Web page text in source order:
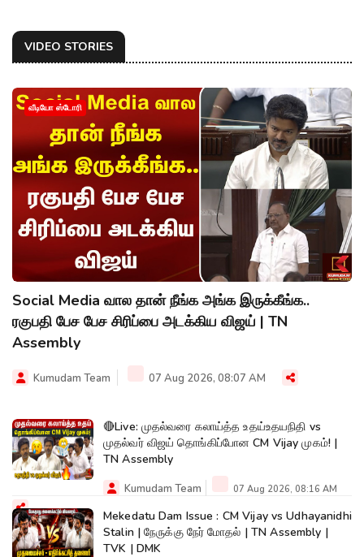
VIDEO STORIES
வீடியோ ஸ்டோரி
Social Media வால தான் நீங்க அங்க இருக்கீங்க..
ரகுபதி பேச பேச சிரிப்பை அடக்கிய விஜய் | TN
Assembly
Kumudam Team 07 Aug 2026, 08:07 AM
🔴Live: முதல்வரை கலாய்த்த உதய்உதயநிதி vs
முதல்வர் விஜய் தொங்கிப்போன CM Vijay முகம்! |
TN Assembly
Kumudam Team 07 Aug 2026, 08:16 AM
Mekedatu Dam Issue : CM Vijay vs Udhayanidhi
Stalin | நேருக்கு நேர் மோதல் | TN Assembly |
TVK | DMK